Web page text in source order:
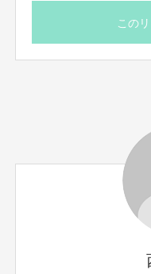
【返品期限】
不良品、発送品間違いの場合
7日以内に上記問い合わせ先
をお受け出来ない場合がござ
ル・返品・交換はお受けできま
※送料込み、海外発送
この